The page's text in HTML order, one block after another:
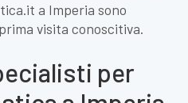
a Imperia sono
visita conoscitiva.
per